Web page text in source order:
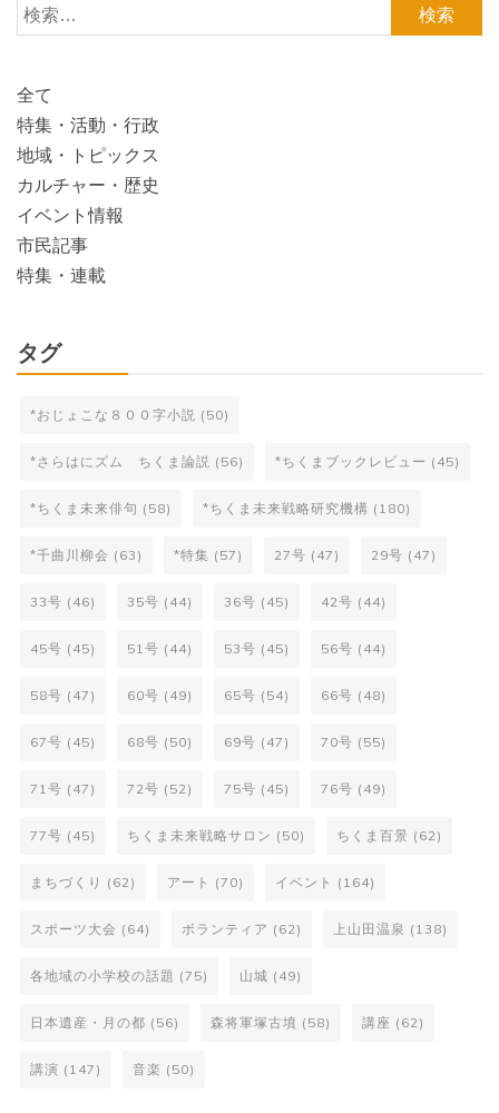
検
索:
全て
特集・活動・行政
地域・トピックス
カルチャー・歴史
イベント情報
市民記事
特集・連載
タグ
*おじょこな８００字小説 (50)
*さらはにズム ちくま論説 (56) *ちくまブックレビュー (45)
*ちくま未来俳句 (58) *ちくま未来戦略研究機構 (180)
*千曲川柳会 (63) *特集 (57) 27号 (47) 29号 (47)
33号 (46) 35号 (44) 36号 (45) 42号 (44)
45号 (45) 51号 (44) 53号 (45) 56号 (44)
58号 (47) 60号 (49) 65号 (54) 66号 (48)
67号 (45) 68号 (50) 69号 (47) 70号 (55)
71号 (47) 72号 (52) 75号 (45) 76号 (49)
77号 (45) ちくま未来戦略サロン (50) ちくま百景 (62)
まちづくり (62) アート (70) イベント (164)
スポーツ大会 (64) ボランティア (62) 上山田温泉 (138)
各地域の小学校の話題 (75) 山城 (49)
日本遺産・月の都 (56) 森将軍塚古墳 (58) 講座 (62)
講演 (147) 音楽 (50)